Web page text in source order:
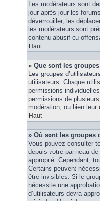
Les modérateurs sont
jour après jour les
déverrouiller, les
les modérateurs sont
contenu abusif ou
Haut
» Que sont les
Les groupes
utilisateurs. Chaque
permissions
permissions de
modération, ou bien leur
Haut
» Où sont les groupes
Vous pouvez consulter
depuis votre panneau
approprié. Cependant,
Certains peuvent
être invisibles. Si le
nécessite une
d’utilisateurs devra